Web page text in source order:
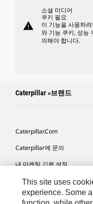
warning
소셜 미디어
쿠키 필요
이 기능을 사용하
와 기능 쿠키, 성능
의해야 합니다.
Caterpillar »브랜드
Caterpillar.com
Caterpillar에 문의
내 마케팅 기본 설정
사이트 맵
Cookie Settings
This site uses
experience. Some